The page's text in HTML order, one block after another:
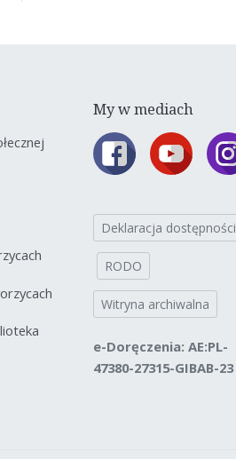
My w mediach
Deklaracja dostępności
RODO
Witryna archiwalna
e-Doręczenia: AE:PL-
47380-27315-GIBAB-23